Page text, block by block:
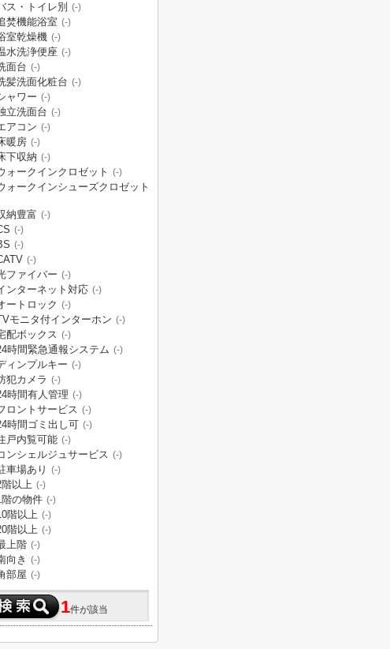
ス・トイレ別 (-)
焚機能浴室 (-)
室乾燥機 (-)
水洗浄便座 (-)
面台 (-)
髪洗面化粧台 (-)
ャワー (-)
立洗面台 (-)
アコン (-)
暖房 (-)
下収納 (-)
ォークインクロゼット (-)
ォークインシューズクロゼット
納豊富 (-)
(-)
(-)
(-)
ファイバー (-)
ンターネット対応 (-)
ートロック (-)
モニタ付インターホン (-)
配ボックス (-)
時間緊急通報システム (-)
ィンプルキー (-)
犯カメラ (-)
時間有人管理 (-)
ロントサービス (-)
時間ゴミ出し可 (-)
戸内覧可能 (-)
ンシェルジュサービス (-)
車場あり (-)
階以上 (-)
階の物件 (-)
階以上 (-)
階以上 (-)
上階 (-)
向き (-)
部屋 (-)
1件が該当